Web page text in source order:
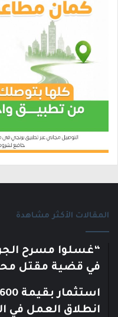
المقالات الأكثر مشاهدة
“غسلوا مسرح
في قضية مقتل
انطلاق العمل في